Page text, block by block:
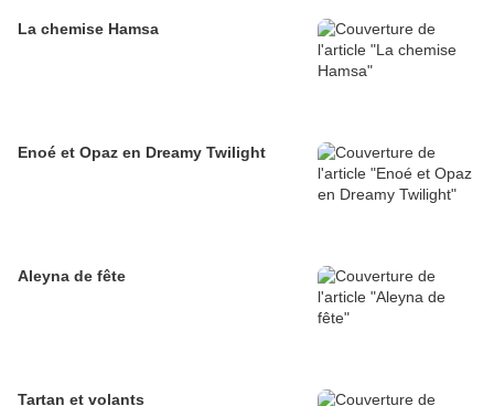
La chemise Hamsa
Enoé et Opaz en Dreamy Twilight
Aleyna de fête
Tartan et volants